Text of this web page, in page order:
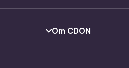
Om CDON